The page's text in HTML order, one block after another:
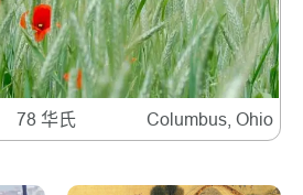
78 华氏 Columbus, Ohio